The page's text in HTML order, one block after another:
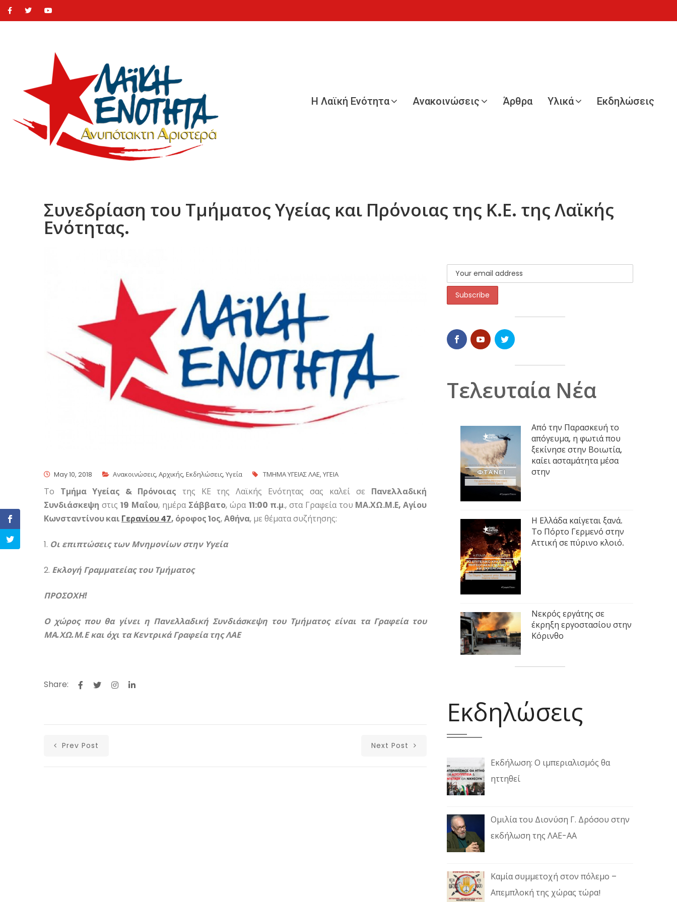
Η Λαϊκή Ενότητα Ανακοινώσεις Άρθρα Υλικά Εκδηλώσεις
Συνεδρίαση του Τμήματος Υγείας και Πρόνοιας της Κ.Ε. της Λαϊκής
Ενότητας.
May 10, 2018 Ανακοινώσεις, Αρχικής, Εκδηλώσεις, Υγεία ΤΜΗΜΑ ΥΓΕΙΑΣ ΛΑΕ, ΥΓΕΙΑ
Το Τμήμα Υγείας & Πρόνοιας της ΚΕ της Λαϊκής Ενότητας σας καλεί σε Πανελλαδική
Συνδιάσκεψη στις19 Μαΐου, ημέρα Σάββατο, ώρα 11:00 π.μ., στα Γραφεία του ΜΑ.ΧΩ.Μ.Ε, Αγίου
Κωνσταντίνου και Γερανίου 47, όροφος 1ος,Αθήνα, με θέματα συζήτησης:
1. Οι επιπτώσεις των Μνημονίων στην Υγεία
2. Εκλογή Γραμματείας του Τμήματος
ΠΡΟΣΟΧΗ!
Ο χώρος που θα γίνει η Πανελλαδική Συνδιάσκεψη του Τμήματος είναι τα Γραφεία του
ΜΑ.ΧΩ.Μ.Ε και όχι τα Κεντρικά Γραφεία της ΛΑΕ
Share:
Prev Post Next Post
Τελευταία Νέα
Από την Παρασκευή το
απόγευμα, η φωτιά που
ξεκίνησε στην Βοιωτία,
καίει ασταμάτητα μέσα
στην
Η Ελλάδα καίγεται ξανά.
Το Πόρτο Γερμενό στην
Αττική σε πύρινο κλοιό.
Νεκρός εργάτης σε
έκρηξη εργοστασίου στην
Κόρινθο
Εκδηλώσεις
Εκδήλωση: Ο ιμπεριαλισμός θα
ηττηθεί
Ομιλία του Διονύση Γ. Δρόσου στην
εκδήλωση της ΛΑΕ-ΑΑ
Καμία συμμετοχή στον πόλεμο –
Απεμπλοκή της χώρας τώρα!